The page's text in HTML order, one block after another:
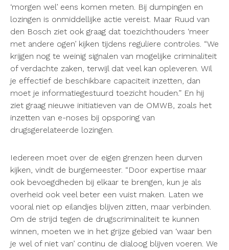
‘morgen wel’ eens komen meten. Bij dumpingen en
lozingen is onmiddellijke actie vereist. Maar Ruud van
den Bosch ziet ook graag dat toezichthouders ‘meer
met andere ogen’ kijken tijdens reguliere controles. “We
krijgen nog te weinig signalen van mogelijke criminaliteit
of verdachte zaken, terwijl dat veel kan opleveren. Wil
je effectief de beschikbare capaciteit inzetten, dan
moet je informatiegestuurd toezicht houden.” En hij
ziet graag nieuwe initiatieven van de OMWB, zoals het
inzetten van e-noses bij opsporing van
drugsgerelateerde lozingen.
Iedereen moet over de eigen grenzen heen durven
kijken, vindt de burgemeester. “Door expertise maar
ook bevoegdheden bij elkaar te brengen, kun je als
overheid ook veel beter een vuist maken. Laten we
vooral niet op eilandjes blijven zitten, maar verbinden.
Om de strijd tegen de drugscriminaliteit te kunnen
winnen, moeten we in het grijze gebied van ‘waar ben
je wel of niet van’ continu de dialoog blijven voeren. We